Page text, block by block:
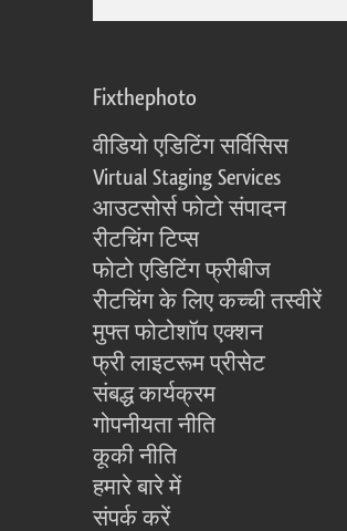
Fixthephoto
वीडियो एडिटिंग सर्विसिस
Virtual Staging Services
आउटसोर्स फोटो संपादन
रीटचिंग टिप्स
फोटो एडिटिंग फ्रीबीज
रीटचिंग के लिए कच्ची तस्वीरें
मुफ्त फोटोशॉप एक्शन
फ्री लाइटरूम प्रीसेट
संबद्ध कार्यक्रम
गोपनीयता नीति
कूकी नीति
हमारे बारे में
संपर्क करें